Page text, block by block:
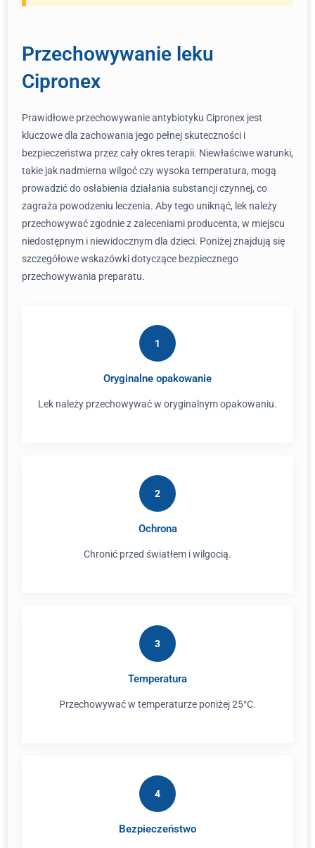
Przechowywanie leku
Cipronex
Prawidłowe przechowywanie antybiotyku Cipronex jest
kluczowe dla zachowania jego pełnej skuteczności i
bezpieczeństwa przez cały okres terapii. Niewłaściwe warunki,
takie jak nadmierna wilgoć czy wysoka temperatura, mogą
prowadzić do osłabienia działania substancji czynnej, co
zagraża powodzeniu leczenia. Aby tego uniknąć, lek należy
przechowywać zgodnie z zaleceniami producenta, w miejscu
niedostępnym i niewidocznym dla dzieci. Poniżej znajdują się
szczegółowe wskazówki dotyczące bezpiecznego
przechowywania preparatu.
1
Oryginalne opakowanie
Lek należy przechowywać w oryginalnym opakowaniu.
2
Ochrona
Chronić przed światłem i wilgocią.
3
Temperatura
Przechowywać w temperaturze poniżej 25°C.
4
Bezpieczeństwo